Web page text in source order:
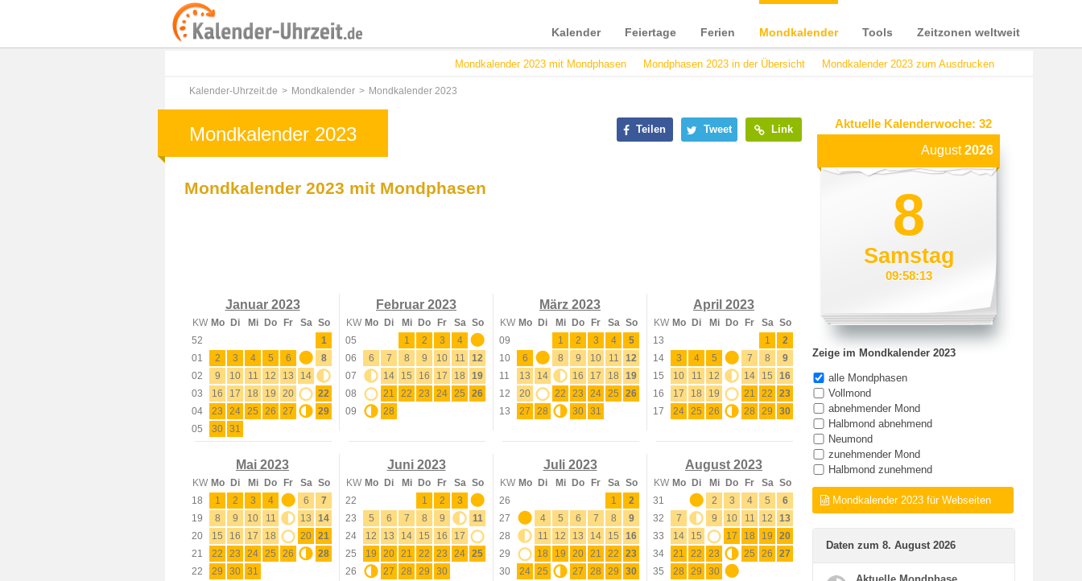
Kalender Feiertage Ferien Mondkalender Tools Zeitzonen weltweit
Mondkalender 2023 mit Mondphasen Mondphasen 2023 in der Übersicht Mondkalender 2023 zum Ausdrucken
Kalender-Uhrzeit.de Mondkalender Mondkalender 2023
Teilen Tweet Link
Mondkalender 2023
Mondkalender 2023 mit Mondphasen
Januar 2023
KW Mo Di Mi Do Fr Sa So
52
1
01
2 3 4 5 6
8
02
9 10 11 12 13 14
15
03
16 17 18 19 20 21 22
04
23 24 25 26 27 28
29
05
30 31
Februar 2023
KW Mo Di Mi Do Fr Sa So
05
1 2 3 4
06
6 7 8 9 10 11
12
07
13 14 15 16 17 18
19
08
20 21 22 23 24 25
26
09
27 28
März 2023
KW Mo Di Mi Do Fr Sa So
09
1 2 3 4
5
10
6 8 9 10 11
12
11
13 14 15 16 17 18
19
12
20 21 22 23 24 25
26
13
27 28 29 30 31
April 2023
KW Mo Di Mi Do Fr Sa So
13
1
2
14
3 4 5 7 8
9
15
10 11 12 13 14 15
16
16
17 18 19 20 21 22
23
17
24 25 26 27 28 29 30
Mai 2023
KW Mo Di Mi Do Fr Sa So
18
1 2 3 4 6
7
19
8 9 10 11 12 13
14
20
15 16 17 18 19 20 21
21
22 23 24 25 26 27
28
22
29 30 31
Juni 2023
KW Mo Di Mi Do Fr Sa So
22
1 2 3
23
5 6 7 8 9 10
11
24
12 13 14 15 16 17
18
25
19 20 21 22 23 24 25
26
26 27 28 29 30
Juli 2023
KW Mo Di Mi Do Fr Sa So
26
1
2
27
4 5 6 7 8
9
28
10 11 12 13 14 15
16
29
17 18 19 20 21 22
23
30
24 25 26 27 28 29
30
August 2023
KW Mo Di Mi Do Fr Sa So
31
2 3 4 5
6
32
7 9 10 11 12
13
33
14 15 16 17 18 19
20
34
21 22 23 24 25 26
27
35
28 29 30
Aktuelle Kalenderwoche: 32
August2026
8
Samstag
09:58:13
Zeige im Mondkalender 2023
alle Mondphasen
Vollmond
abnehmender Mond
Halbmond abnehmend
Neumond
zunehmender Mond
Halbmond zunehmend
Mondkalender 2023 für Webseiten
Daten zum 8. August 2026